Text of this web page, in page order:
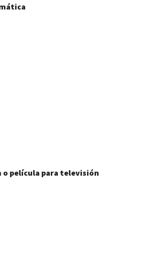
película para televisión